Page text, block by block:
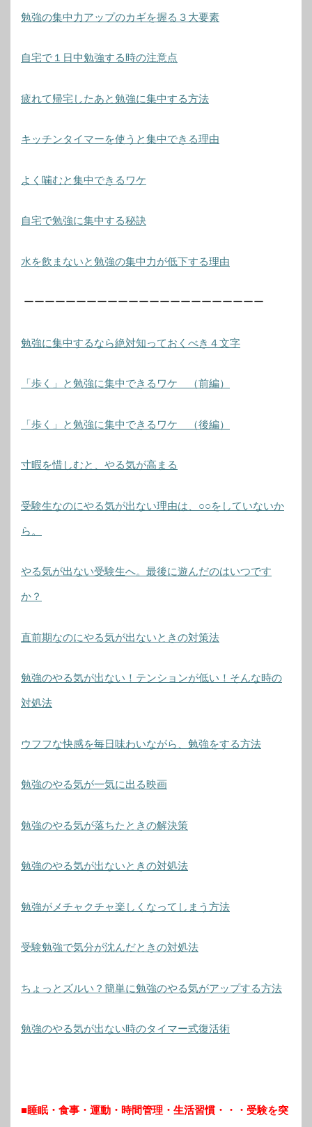
勉強の集中力アップのカギを握る３大要素
自宅で１日中勉強する時の注意点
疲れて帰宅したあと勉強に集中する方法
キッチンタイマーを使うと集中できる理由
よく噛むと集中できるワケ
自宅で勉強に集中する秘訣
水を飲まないと勉強の集中力が低下する理由
ーーーーーーーーーーーーーーーーーーーーーーー
勉強に集中するなら絶対知っておくべき４文字
「歩く」と勉強に集中できるワケ （前編）
「歩く」と勉強に集中できるワケ （後編）
寸暇を惜しむと、やる気が高まる
受験生なのにやる気が出ない理由は、○○をしていないか
ら。
やる気が出ない受験生へ。最後に遊んだのはいつです
か？
直前期なのにやる気が出ないときの対策法
勉強のやる気が出ない！テンションが低い！そんな時の
対処法
ウフフな快感を毎日味わいながら、勉強をする方法
勉強のやる気が一気に出る映画
勉強のやる気が落ちたときの解決策
勉強のやる気が出ないときの対処法
勉強がメチャクチャ楽しくなってしまう方法
受験勉強で気分が沈んだときの対処法
ちょっとズルい？簡単に勉強のやる気がアップする方法
勉強のやる気が出ない時のタイマー式復活術
■睡眠・食事・運動・時間管理・生活習慣・・・受験を突